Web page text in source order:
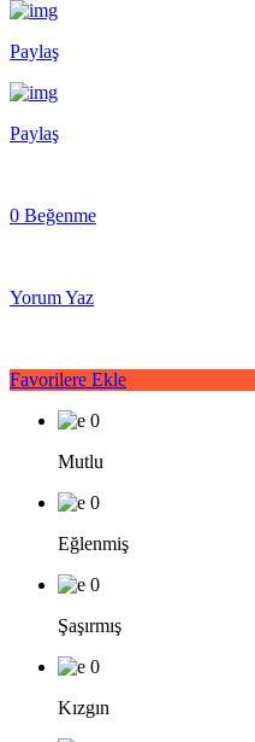
Paylaş
Paylaş
0 Beğenme
Yorum Yaz
Favorilere Ekle
0
Mutlu
0
Eğlenmiş
0
Şaşırmış
0
Kızgın